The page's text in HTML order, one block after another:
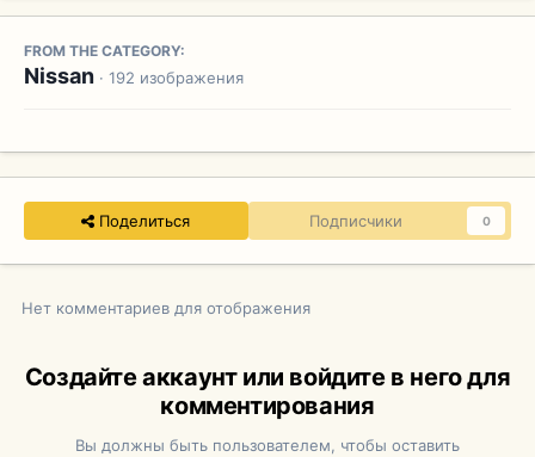
FROM THE CATEGORY:
Nissan · 192 изображения
Поделиться Подписчики 0
Нет комментариев для отображения
Создайте аккаунт или войдите в него для
комментирования
Вы должны быть пользователем, чтобы оставить